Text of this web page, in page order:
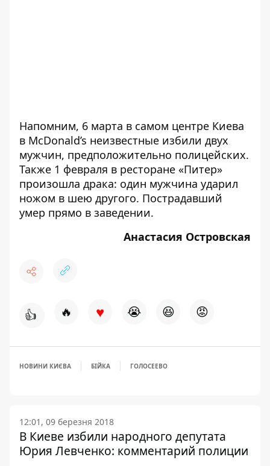
Напомним, 6 марта в самом центре Киева
в McDonald’s неизвестные избили двух
мужчин, предположительно полицейских.
Также 1 февраля в ресторане «Питер»
произошла драка: один мужчина ударил
ножом в шею другого. Пострадавший
умер прямо в заведении.
Анастасия Островская
👍 🔥 ♥ 😭 😆 😡
НОВИНИ КИЄВА БІЙКА ГОЛОСЕЕВО
12:01, 09 березня 2018
В Киеве избили народного депутата
Юрия Левченко: комментарий полиции